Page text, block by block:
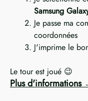
Samsung
Je passe ma
coordonnées
J'imprime le
Le tour est joué 😉
Plus d'informations